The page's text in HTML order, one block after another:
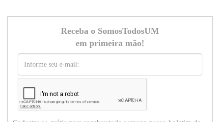
Receba o SomosTodosUM
em primeira mão!